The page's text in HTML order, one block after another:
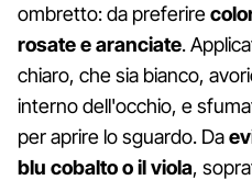
ombretto: da preferire
rosate e aranciate.
chiaro, che sia bianco,
interno dell'occhio, e
per aprire lo sguardo. Da
blu cobalto o il viola,